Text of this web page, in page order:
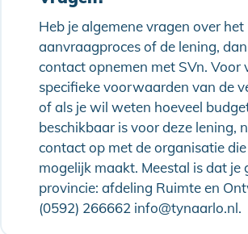
Heb je algemene vragen over het
aanvraagproces of de lening,
contact opnemen met SVn. Voor
specifieke voorwaarden van de
of als je wil weten hoeveel
beschikbaar is voor deze lening,
contact op met de organisatie
mogelijk maakt. Meestal is dat je
provincie: afdeling Ruimte en
(0592) 266662 info@tynaarlo.nl.